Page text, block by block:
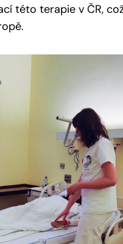
této terapie v ČR,